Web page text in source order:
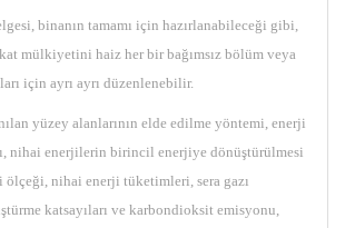
binanın tamamı için hazırlanabileceği gibi,
mülkiyetini haiz her bir bağımsız bölüm veya
için ayrı ayrı düzenlenebilir.
yüzey alanlarının elde edilme yöntemi, enerji
nihai enerjilerin birincil enerjiye dönüştürülmesi
nihai enerji tüketimleri, sera gazı
katsayıları ve karbondioksit emisyonu,